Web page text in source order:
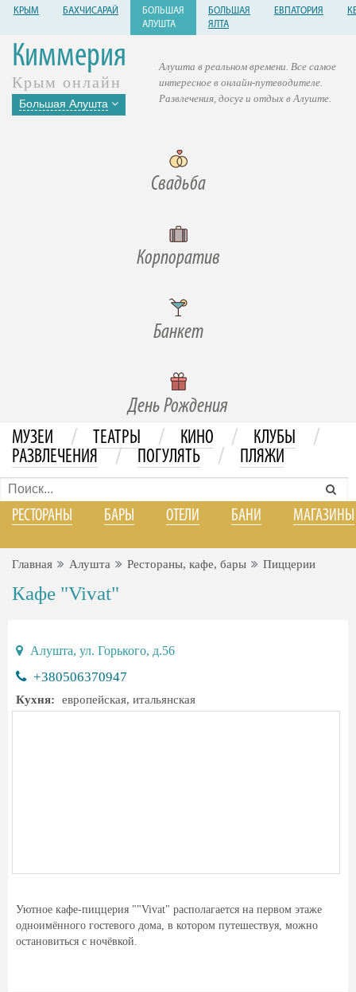
КРЫМ БАХЧИСАРАЙ
БОЛЬШАЯ
АЛУШТА
БОЛЬШАЯ
ЯЛТА
ЕВПАТОРИЯ
Киммерия
Крым онлайн
Большая Алушта
Свадьба
Корпоратив
Банкет
День Рождения
Алушта в реальном времени. Все самое
интересное в онлайн-путеводителе.
Развлечения, досуг и отдых в Алуште.
МУЗЕИ / ТЕАТРЫ / КИНО / КЛУБЫ /
РАЗВЛЕЧЕНИЯ / ПОГУЛЯТЬ / ПЛЯЖИ
РЕСТОРАНЫ БАРЫ ОТЕЛИ БАНИ МАГАЗИНЫ
Главная Алушта Рестораны, кафе, бары Пиццерии
Кафе "Vivat"
Алушта, ул. Горького, д.56
+380506370947
Кухня: европейская, итальянская
Уютное кафе-пиццерия ""Vivat" располагается на первом этаже
одноимённого гостевого дома, в котором путешествуя, можно
остановиться с ночёвкой.